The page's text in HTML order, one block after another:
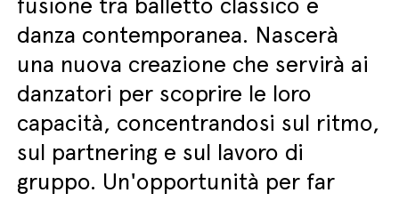
danza contemporanea. Nascerà
una nuova creazione che servirà ai
danzatori per scoprire le loro
capacità, concentrandosi sul ritmo,
sul partnering e sul lavoro di
gruppo. Un'opportunità per far